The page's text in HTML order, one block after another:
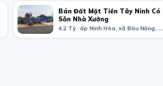
Bán Đất Mặt Tiền Tây Ninh Có
Sẵn Nhà Xưởng
4.2 Tỷ · ấp Ninh Hòa, xã Bàu Năng, Tây Ninh, Tây Ninh Province, Vietnam